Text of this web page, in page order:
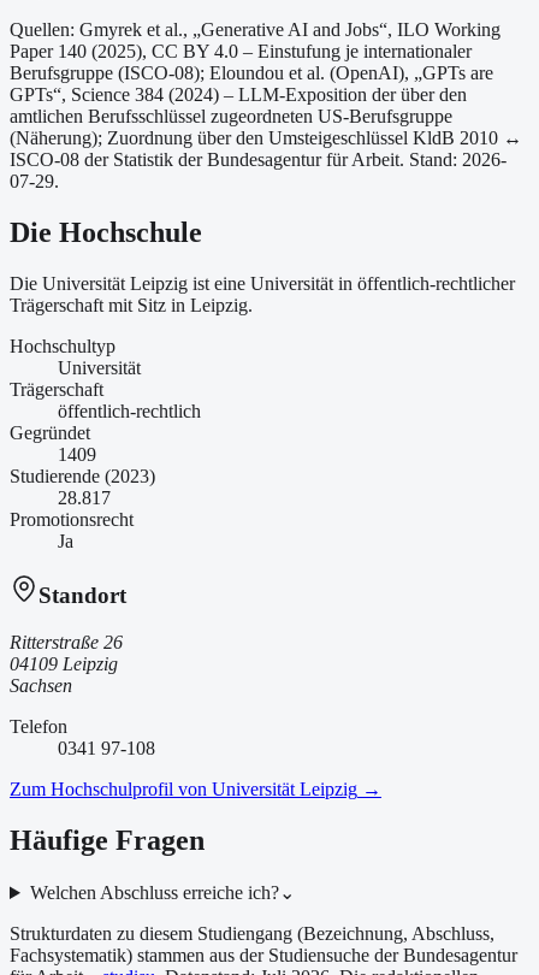
Quellen: Gmyrek et al., „Generative AI and Jobs“, ILO Working
Paper 140 (2025), CC BY 4.0 – Einstufung je internationaler
Berufsgruppe (ISCO-08); Eloundou et al. (OpenAI), „GPTs are
GPTs“, Science 384 (2024) – LLM-Exposition der über den
amtlichen Berufsschlüssel zugeordneten US-Berufsgruppe
(Näherung); Zuordnung über den Umsteigeschlüssel KldB 2010 ↔
ISCO-08 der Statistik der Bundesagentur für Arbeit. Stand: 2026-
07-29.
Die Hochschule
Die Universität Leipzig ist eine Universität in öffentlich-rechtlicher
Trägerschaft mit Sitz in Leipzig.
Hochschultyp
Universität
Trägerschaft
öffentlich-rechtlich
Gegründet
1409
Studierende (2023)
28.817
Promotionsrecht
Ja
Standort
Ritterstraße 26
04109 Leipzig
Sachsen
Telefon
0341 97-108
Zum Hochschulprofil von Universität Leipzig →
Häufige Fragen
Welchen Abschluss erreiche ich?⌄
Strukturdaten zu diesem Studiengang (Bezeichnung, Abschluss,
Fachsystematik) stammen aus der Studiensuche der Bundesagentur